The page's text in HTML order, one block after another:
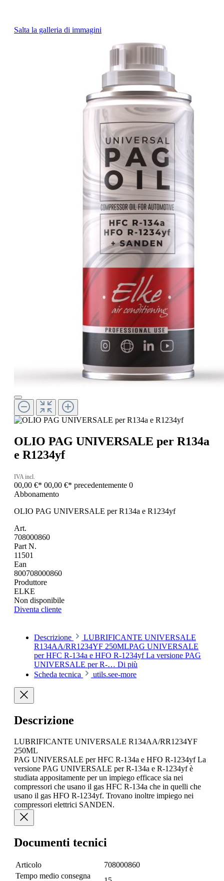
Salta la galleria di immagini
OLIO PAG UNIVERSALE per R134a
e R1234yf
IVA incl.
00,00 €* 00,00 €* precedentemente 0
Abbonamento
OLIO PAG UNIVERSALE per R134a e R1234yf
Art.
708000860
Part N.
11501
Ean
800708000860
Produttore
ELKE
Non disponibile
Diventa cliente
Descrizione
LUBRIFICANTE UNIVERSALE
R134AA/RR1234YF 250MLPAG UNIVERSALE
per HFC R-134a e HFO R-1234yf La versione PAG
UNIVERSALE per R-… Di più
Scheda tecnica
utils.see-more
Descrizione
LUBRIFICANTE UNIVERSALE R134AA/RR1234YF
250ML
PAG UNIVERSALE per HFC R-134a e HFO R-1234yf La
versione PAG UNIVERSALE per R-134a e R-1234yf è
studiata appositamente per un impiego efficace sia nei
compressori che usano il gas HFC R-134a che in quelli che
usano il gas HFO R-1234yf. Trovano inoltre impiego nei
compressori elettrici SANDEN.
Documenti tecnici
Articolo
708000860
Tempo medio consegna